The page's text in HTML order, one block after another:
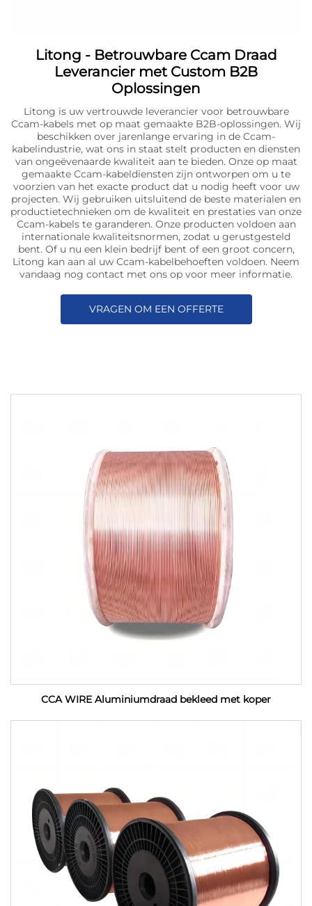
Litong - Betrouwbare Ccam Draad
Leverancier met Custom B2B
Oplossingen
Litong is uw vertrouwde leverancier voor betrouwbare
Ccam-kabels met op maat gemaakte B2B-oplossingen. Wij
beschikken over jarenlange ervaring in de Ccam-
kabelindustrie, wat ons in staat stelt producten en diensten
van ongeëvenaarde kwaliteit aan te bieden. Onze op maat
gemaakte Ccam-kabeldiensten zijn ontworpen om u te
voorzien van het exacte product dat u nodig heeft voor uw
projecten. Wij gebruiken uitsluitend de beste materialen en
productietechnieken om de kwaliteit en prestaties van onze
Ccam-kabels te garanderen. Onze producten voldoen aan
internationale kwaliteitsnormen, zodat u gerustgesteld
bent. Of u nu een klein bedrijf bent of een groot concern,
Litong kan aan al uw Ccam-kabelbehoeften voldoen. Neem
vandaag nog contact met ons op voor meer informatie.
VRAGEN OM EEN OFFERTE
CCA WIRE Aluminiumdraad bekleed met koper